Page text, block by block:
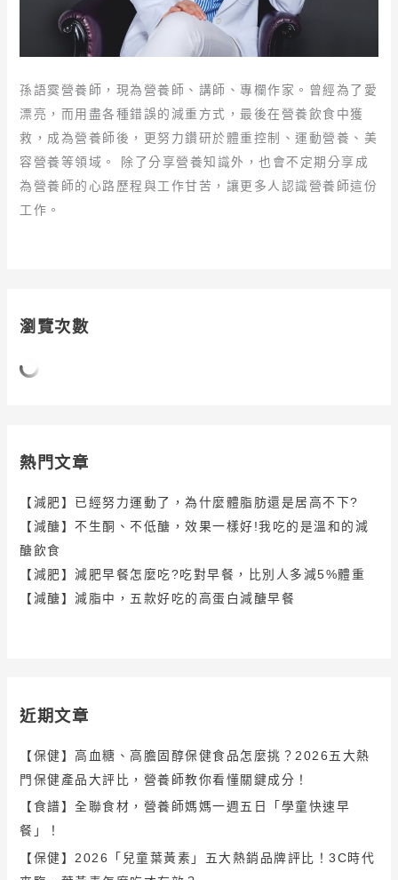
孫語霙營養師，現為營養師、講師、專欄作家。曾經為了愛
漂亮，而用盡各種錯誤的減重方式，最後在營養飲食中獲
救，成為營養師後，更努力鑽研於體重控制、運動營養、美
容營養等領域。 除了分享營養知識外，也會不定期分享成
為營養師的心路歷程與工作甘苦，讓更多人認識營養師這份
工作。
瀏覽次數
熱門文章
【減肥】已經努力運動了，為什麼體脂肪還是居高不下?
【減醣】不生酮、不低醣，效果一樣好!我吃的是溫和的減
醣飲食
【減肥】減肥早餐怎麼吃?吃對早餐，比別人多減5%體重
【減醣】減脂中，五款好吃的高蛋白減醣早餐
近期文章
【保健】高血糖、高膽固醇保健食品怎麼挑？2026五大熱
門保健產品大評比，營養師教你看懂關鍵成分！
【食譜】全聯食材，營養師媽媽一週五日「學童快速早
餐」！
【保健】2026「兒童葉黃素」五大熱銷品牌評比！3C時代